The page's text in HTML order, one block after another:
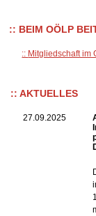
BEIM OÖLP
Mitgliedschaft im
AKTUELLES
27.09.2025